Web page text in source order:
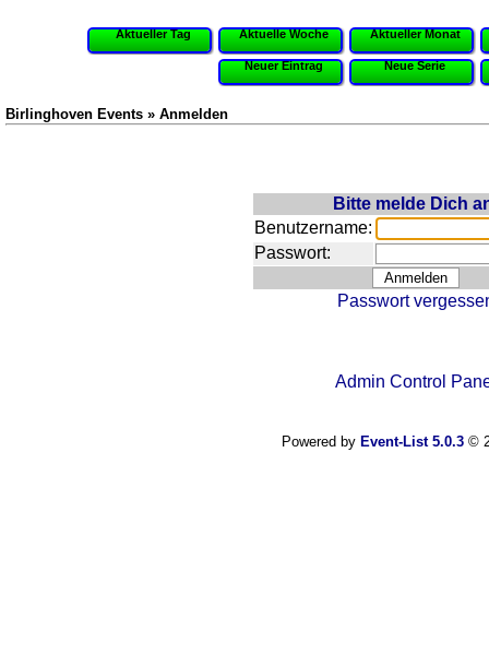
Aktueller Tag Aktuelle Woche Aktueller Monat
Neuer Eintrag Neue Serie
Birlinghoven Events » Anmelden
Bitte melde Dich
Benutzername:
Passwort:
Passwort
Admin Control
Powered by Event-List 5.0.3©